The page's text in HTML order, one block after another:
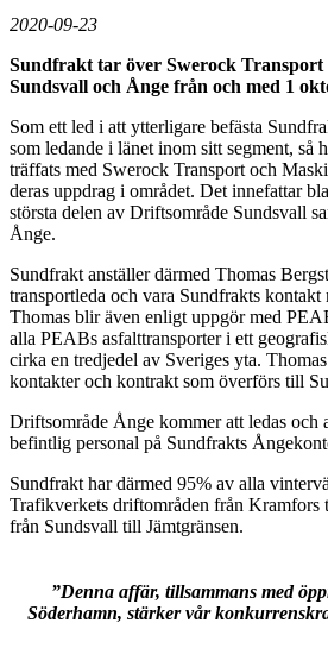
2020-09-23
Sundfrakt tar över Swerock
Sundsvall och Ånge från och med 1
Som ett led i att ytterligare befästa
som ledande i länet inom sitt segment, så
träffats med Swerock Transport och
deras uppdrag i området. Det innefattar
största delen av Driftsområde Sundsvall
Ånge.
Sundfrakt anställer därmed Thomas
transportleda och vara Sundfrakts
Thomas blir även enligt uppgör med
alla PEABs asfalttransporter i ett
cirka en tredjedel av Sveriges yta.
kontakter och kontrakt som överförs till
Driftsområde Ånge kommer att ledas och
befintlig personal på Sundfrakts
Sundfrakt har därmed 95% av alla
Trafikverkets driftområden från Kramfors
från Sundsvall till Jämtgränsen.
”Denna affär, tillsammans med
Söderhamn, stärker vår